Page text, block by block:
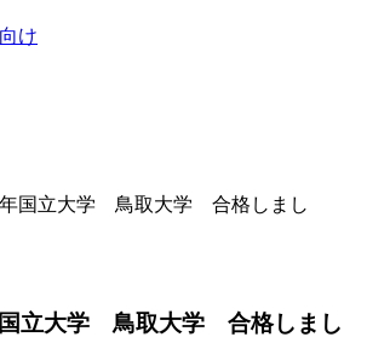
け
年国立大学 鳥取大学 合格しまし
国立大学 鳥取大学 合格しまし